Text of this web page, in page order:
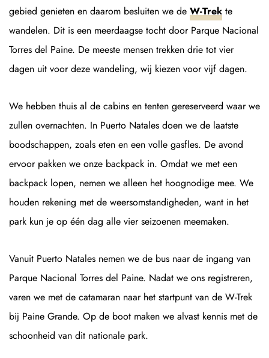
gebied genieten en daarom besluiten we de W-Trek te
wandelen. Dit is een meerdaagse tocht door Parque Nacional
Torres del Paine. De meeste mensen trekken drie tot vier
dagen uit voor deze wandeling, wij kiezen voor vijf dagen.
We hebben thuis al de cabins en tenten gereserveerd waar we
zullen overnachten. In Puerto Natales doen we de laatste
boodschappen, zoals eten en een volle gasfles. De avond
ervoor pakken we onze backpack in. Omdat we met een
backpack lopen, nemen we alleen het hoognodige mee. We
houden rekening met de weersomstandigheden, want in het
park kun je op één dag alle vier seizoenen meemaken.
Vanuit Puerto Natales nemen we de bus naar de ingang van
Parque Nacional Torres del Paine. Nadat we ons registreren,
varen we met de catamaran naar het startpunt van de W-Trek
bij Paine Grande. Op de boot maken we alvast kennis met de
schoonheid van dit nationale park.